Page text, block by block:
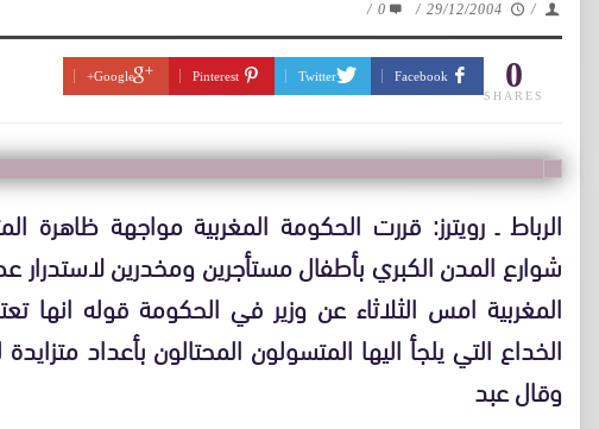
/
29/12/2004
/
0
/
0
SHARES
Facebook
Twitter
Pinterest
Google+
الرباط ـ رويترز: قررت الحكومة المغربية مواجهة ظاهرة
شوارع المدن الكبري بأطفال مستأجرين ومخدرين
المغربية امس الثلاثاء عن وزير في الحكومة قوله انها
الخداع التي يلجأ اليها المتسولون المحتالون بأعداد
وقال عبد